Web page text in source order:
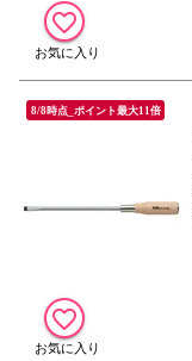
8/8時点_ポイント最大11倍